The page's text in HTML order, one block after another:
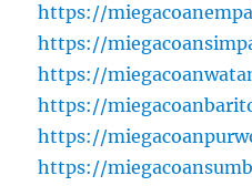
https://
https://
https://
https://
https://
https://